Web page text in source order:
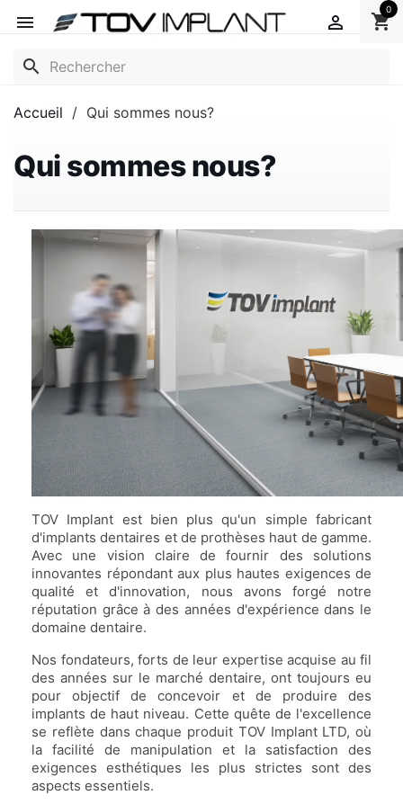
 shopping_cart
0

search
Accueil Qui sommes nous?
Qui sommes nous?
TOV Implant est bien plus qu'un simple fabricant
d'implants dentaires et de prothèses haut de gamme.
Avec une vision claire de fournir des solutions
innovantes répondant aux plus hautes exigences de
qualité et d'innovation, nous avons forgé notre
réputation grâce à des années d'expérience dans le
domaine dentaire.
Nos fondateurs, forts de leur expertise acquise au fil
des années sur le marché dentaire, ont toujours eu
pour objectif de concevoir et de produire des
implants de haut niveau. Cette quête de l'excellence
se reflète dans chaque produit TOV Implant LTD, où
la facilité de manipulation et la satisfaction des
exigences esthétiques les plus strictes sont des
aspects essentiels.